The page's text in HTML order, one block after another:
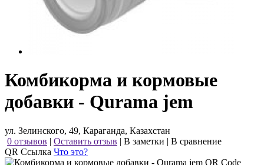
Комбикорма и кормовые
добавки - Qurama jem
ул. Зелинского, 49, Караганда, Казахстан
0 отзывов | Оставить отзыв | В заметки | В сравнение
QR Ссылка Что это?